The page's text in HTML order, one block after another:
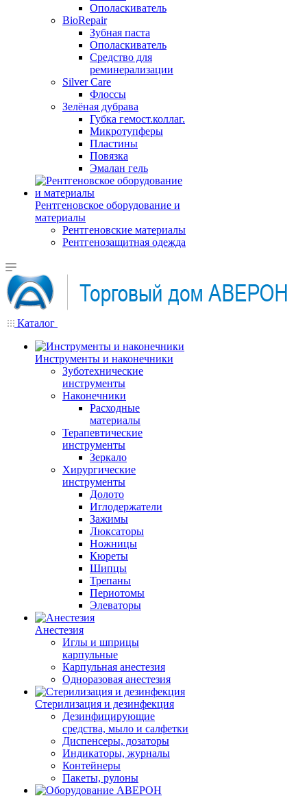
Ополаскиватель
BioRepair
Зубная паста
Ополаскиватель
Средство для
реминерализации
Silver Care
Флоссы
Зелёная дубрава
Губка гемост.коллаг.
Микротупферы
Пластины
Повязка
Эмалан гель
Рентгеновское оборудование и
материалы
Рентгеновские материалы
Рентгенозащитная одежда
Каталог
Инструменты и наконечники
Зуботехнические
инструменты
Наконечники
Расходные
материалы
Терапевтические
инструменты
Зеркало
Хирургические
инструменты
Долото
Иглодержатели
Зажимы
Люксаторы
Ножницы
Кюреты
Шипцы
Трепаны
Периотомы
Элеваторы
Анестезия
Иглы и шприцы
карпульные
Карпульная анестезия
Одноразовая анестезия
Стерилизация и дезинфекция
Дезинфицирующие
средства, мыло и салфетки
Диспенсеры, дозаторы
Индикаторы, журналы
Контейнеры
Пакеты, рулоны